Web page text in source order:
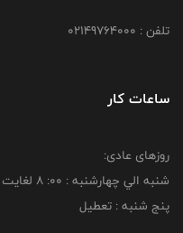
تلفن : 02149764000
ساعات کار
روزهای عادی:
شنبه الي چهارشنبه : 00: 8 لغايت 16:00
پنج شنبه : تعطیل